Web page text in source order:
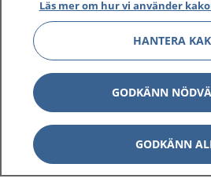
1177–tryggt om din
På 1177.se får du råd om hälsa
sjukdomar och vilka
Logga in för att läsa din journal
vårdärenden. Ring
sjukvårdsrådgivning dygnet runt.
Läs mer om hur vi använder
HANTERA
GODKÄNN
GODKÄNN